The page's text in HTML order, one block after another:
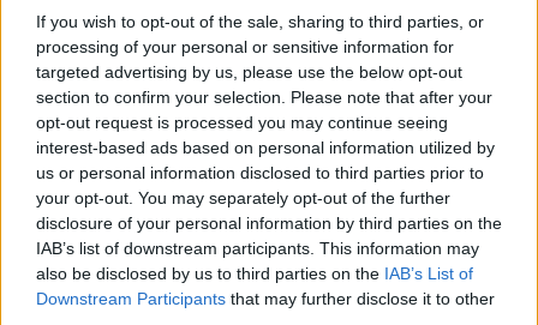
If you wish to opt-out of the sale, sharing to third parties, or
processing of your personal or sensitive information for
targeted advertising by us, please use the below opt-out
section to confirm your selection. Please note that after your
opt-out request is processed you may continue seeing
interest-based ads based on personal information utilized by
us or personal information disclosed to third parties prior to
your opt-out. You may separately opt-out of the further
disclosure of your personal information by third parties on the
IAB’s list of downstream participants. This information may
also be disclosed by us to third parties on the IAB’s List of
Downstream Participants that may further disclose it to other
frissdiplomások alapszakos és mesterszakos végzettséggel.
Felsőoktatás
Eduline
Friss adatok: túlképzettek a munkavállalók
A KSH kutatása azt mutatta ki, hogy a munkaerőpiac képes volt a
diplomások számának emelkedésére megfelelő mennyiségű
diplomás munkakörrel válaszolni. Általános tendenciaként
jelentkezik ugyanakkor, hogy 2001-hez képest a "hierarchiában"